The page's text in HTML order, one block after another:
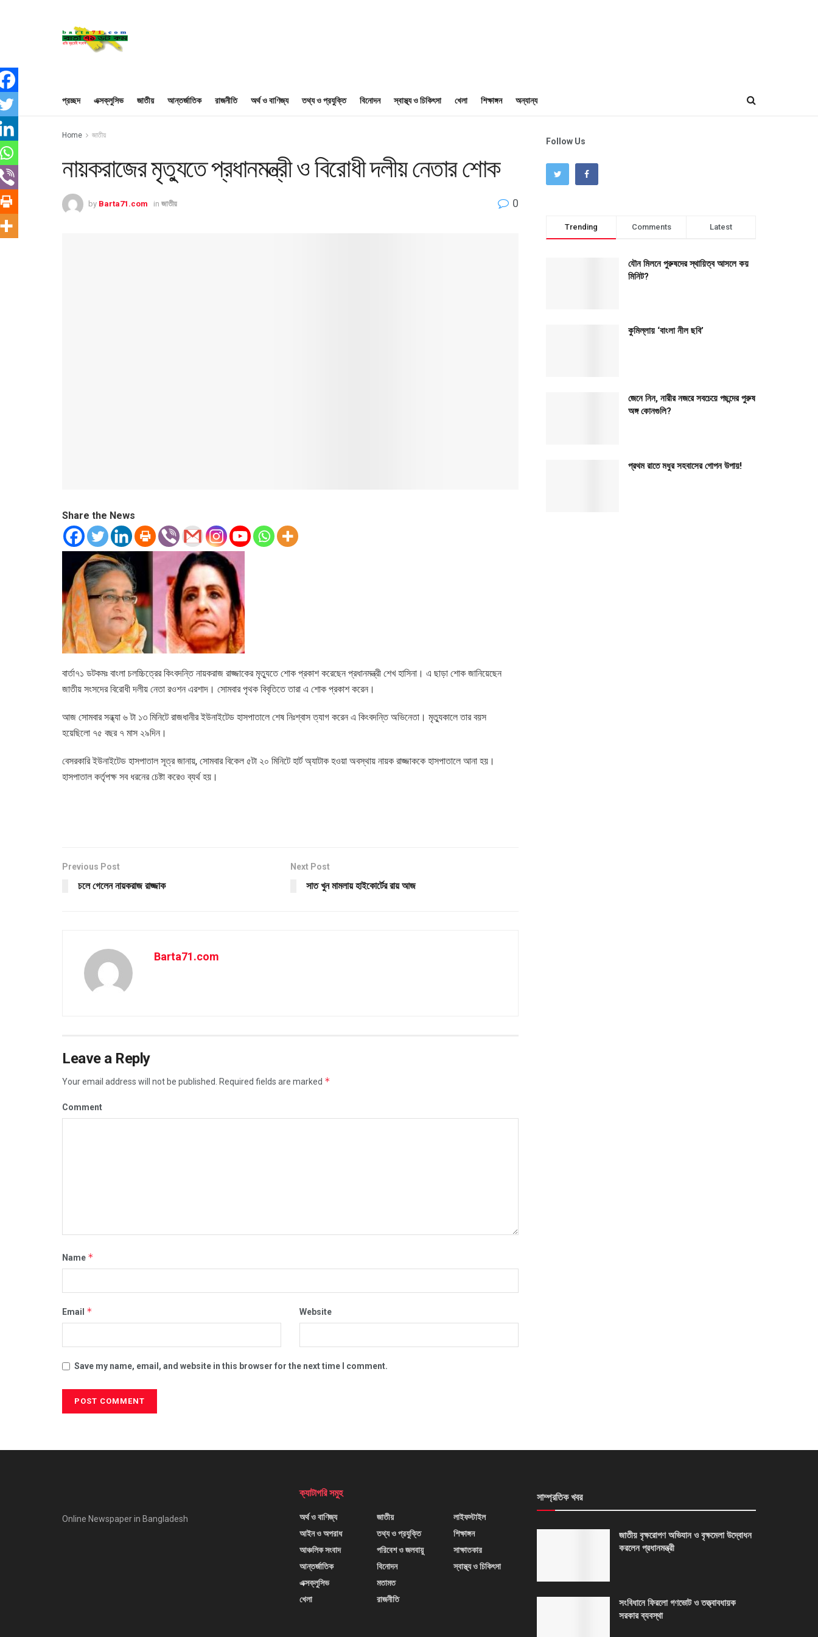
প্রচ্ছদ এক্সক্লুসিভ জাতীয় আন্তর্জাতিক রাজনীতি অর্থ ও বাণিজ্য তথ্য ও প্রযুক্তি বিনোদন স্বাস্থ্য ও চিকিৎসা খেলা শিক্ষাঙ্গন অন্যান্য
Home জাতীয়
নায়করাজের মৃত্যুতে প্রধানমন্ত্রী ও বিরোধী দলীয় নেতার শোক
by Barta71.com in জাতীয় 0
Share the News
বার্তা৭১ ডটকমঃ বাংলা চলচ্চিত্রের কিংবদন্তি নায়করাজ রাজ্জাকের মৃত্যুতে শোক প্রকাশ করেছেন প্রধানমন্ত্রী শেখ হাসিনা। এ ছাড়া শোক জানিয়েছেন
জাতীয় সংসদের বিরোধী দলীয় নেতা রওশন এরশাদ। সোমবার পৃথক বিবৃতিতে তারা এ শোক প্রকাশ করেন।
আজ সোমবার সন্ধ্যা ৬ টা ১৩ মিনিটে রাজধানীর ইউনাইটেড হাসপাতালে শেষ নিঃশ্বাস ত্যাগ করেন এ কিংবদন্তি অভিনেতা। মৃত্যুকালে তার বয়স
হয়েছিলো ৭৫ বছর ৭ মাস ২৯দিন।
বেসরকারি ইউনাইটেড হাসপাতাল সূত্র জানায়, সোমবার বিকেল ৫টা ২০ মিনিটে হার্ট অ্যাটাক হওয়া অবস্থায় নায়ক রাজ্জাককে হাসপাতালে আনা হয়।
হাসপাতাল কর্তৃপক্ষ সব ধরনের চেষ্টা করেও ব্যর্থ হয়।
Previous Post
চলে গেলেন নায়করাজ রাজ্জাক
Next Post
সাত খুন মামলায় হাইকোর্টের রায় আজ
Barta71.com
Leave a Reply
Your email address will not be published. Required fields are marked *
Comment
Name *
Email * Website
Save my name, email, and website in this browser for the next time I comment.
Follow Us
Trending Comments Latest
যৌন মিলনে পুরুষদের স্থায়িত্ব আসলে কয়
মিনিট?
কুমিল্লায় ‘বাংলা নীল ছবি’
জেনে নিন, নারীর নজরে সবচেয়ে পছন্দের পুরুষ
অঙ্গ কোনগুলি?
প্রথম রাতে মধুর সহবাসের গোপন উপায়!
Online Newspaper in Bangladesh
ক্যাটাগরি সমুহ
অর্থ ও বাণিজ্য
আইন ও অপরাধ
আঞ্চলিক সংবাদ
আন্তর্জাতিক
এক্সক্লুসিভ
খেলা
জাতীয়
তথ্য ও প্রযুক্তি
পরিবেশ ও জলবায়ু
বিনোদন
মতামত
রাজনীতি
লাইফস্টাইল
শিক্ষাঙ্গন
সাক্ষাতকার
স্বাস্থ্য ও চিকিৎসা
সাম্প্রতিক খবর
জাতীয় বৃক্ষরোপণ অভিযান ও বৃক্ষমেলা উদ্বোধন
করলেন প্রধানমন্ত্রী
সংবিধানে ফিরলো গণভোট ও তত্ত্বাবধায়ক
সরকার ব্যবস্থা